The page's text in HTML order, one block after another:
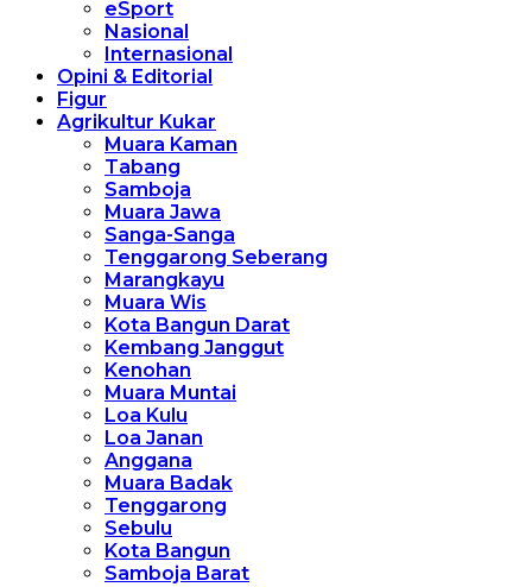
eSport
Nasional
Internasional
Opini & Editorial
Figur
Agrikultur Kukar
Muara Kaman
Tabang
Samboja
Muara Jawa
Sanga-Sanga
Tenggarong Seberang
Marangkayu
Muara Wis
Kota Bangun Darat
Kembang Janggut
Kenohan
Muara Muntai
Loa Kulu
Loa Janan
Anggana
Muara Badak
Tenggarong
Sebulu
Kota Bangun
Samboja Barat